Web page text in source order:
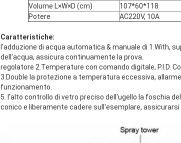
Volume L×W×D (cm)
107*60*118
Potere
AC220V, 10A
Caratteristiche:
l'adduzione di acqua automatica & manuale di 1.With,
dell'acqua, assicura continuamente la prova.
regolatore 2.Temperature con comando digitale, P.I.D.
3.Double la protezione a temperatura eccessiva,
funzionamento.
5. l'alto controllo di vetro preciso dell'ugello la foschia
conico e liberamente cadere sull'esemplare,